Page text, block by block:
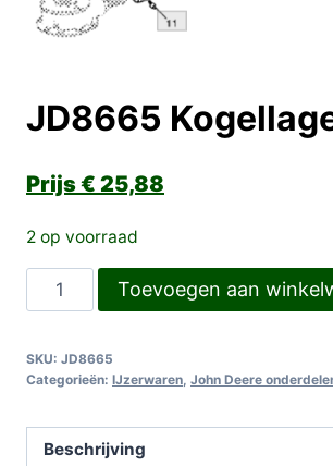
JD8665
€ 25,88
2 op voorraad
JD8665
Kogellager
Toevoegen aan
SKU: JD8665
Categorieën: IJzerwaren John Deere
Beschrijving